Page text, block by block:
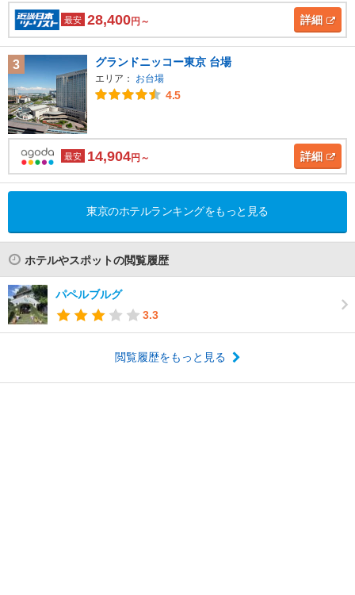
最安 28,400円～ 詳細
3 グランドニッコー東京 台場
エリア： お台場
4.5
最安 14,904円～ 詳細
東京のホテルランキングをもっと見る
ホテルやスポットの閲覧履歴
パペルブルグ
3.3
閲覧履歴をもっと見る